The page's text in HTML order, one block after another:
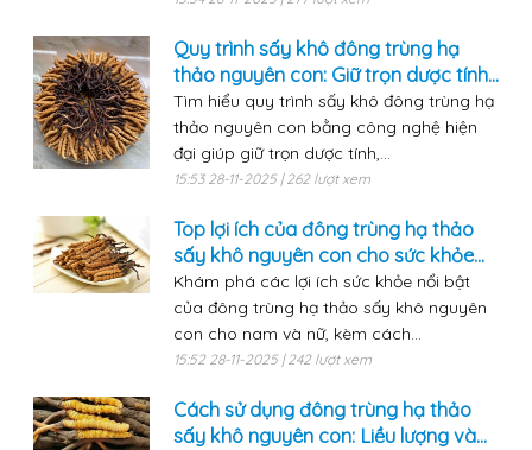
Quy trình sấy khô đông trùng hạ
thảo nguyên con: Giữ trọn dược tính...
Tìm hiểu quy trình sấy khô đông trùng hạ
thảo nguyên con bằng công nghệ hiện
đại giúp giữ trọn dược tính,...
15:53 28-11-2025 | 262 lượt xem
Top lợi ích của đông trùng hạ thảo
sấy khô nguyên con cho sức khỏe...
Khám phá các lợi ích sức khỏe nổi bật
của đông trùng hạ thảo sấy khô nguyên
con cho nam và nữ, kèm cách...
15:52 28-11-2025 | 242 lượt xem
Cách sử dụng đông trùng hạ thảo
sấy khô nguyên con: Liều lượng và...